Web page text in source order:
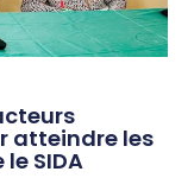
atteindre les
SIDA